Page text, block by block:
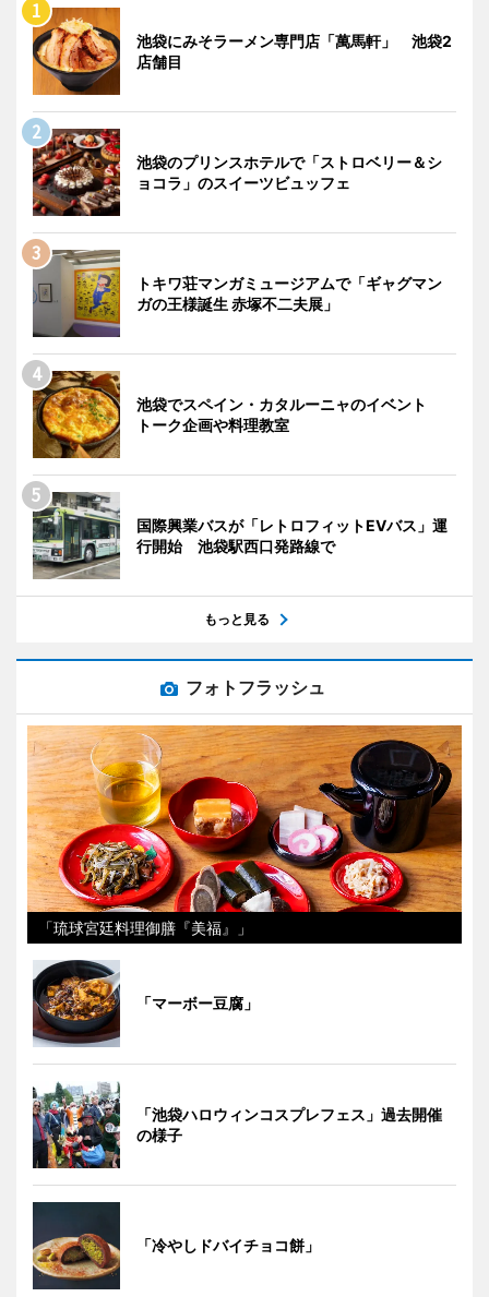
池袋にみそラーメン専門店「萬馬軒」 池袋2
店舗目
池袋のプリンスホテルで「ストロベリー＆シ
ョコラ」のスイーツビュッフェ
トキワ荘マンガミュージアムで「ギャグマン
ガの王様誕生 赤塚不二夫展」
池袋でスペイン・カタルーニャのイベント
トーク企画や料理教室
国際興業バスが「レトロフィットEVバス」運
行開始 池袋駅西口発路線で
もっと見る
フォトフラッシュ
「琉球宮廷料理御膳『美福』」
「マーボー豆腐」
「池袋ハロウィンコスプレフェス」過去開催
の様子
「冷やしドバイチョコ餅」